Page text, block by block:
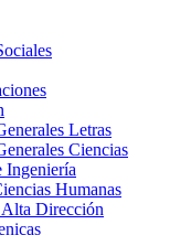
Letras
Ciencias
Ingeniería
Humanas
Dirección